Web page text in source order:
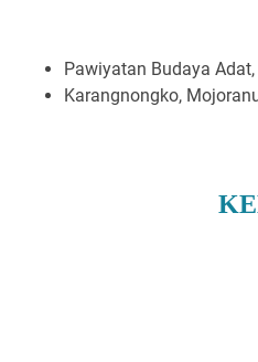
Pawiyatan Budaya
Karangnongko,